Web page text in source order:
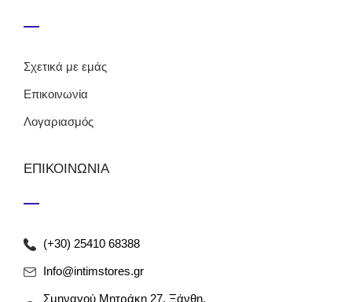
Σχετικά με εμάς
Επικοινωνία
Λογαριασμός
ΕΠΙΚΟΙΝΩΝΙΑ
(+30) 25410 68388
Info@intimstores.gr
Σμηναγού Μητράκη 27, Ξάνθη,